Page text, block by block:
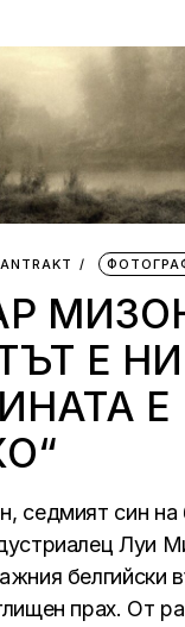
АNTRAKT
Е
Е
седмият син на
Луи
белгийски
прах. От